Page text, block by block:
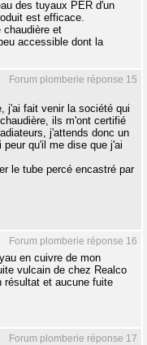
des tuyaux PER d'un
est efficace.
chaudière et
accessible dont la
Forum plomberie réponse 15
j'ai fait venir la société qui
ils m'ont certifié
j'attends donc un
qu'il me dise que j'ai
le tube percé encastré par
Forum plomberie réponse 16
en cuivre de mon
vulcain de chez Realco
résultat et aucune fuite
Forum plomberie réponse 17